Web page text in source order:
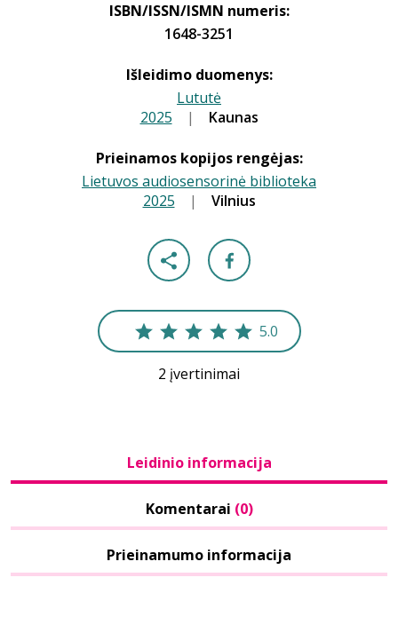
ISBN/ISSN/ISMN numeris:
1648-3251
Išleidimo duomenys:
Lututė
2025 | Kaunas
Prieinamos kopijos rengėjas:
Lietuvos audiosensorinė biblioteka
2025 | Vilnius
5.0
2 įvertinimai
Leidinio informacija
Komentarai (0)
Prieinamumo informacija